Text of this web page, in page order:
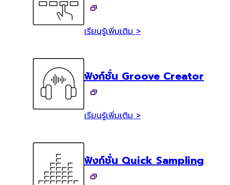
เรียนรู้เพิ่มเติม >
ฟังก์ชั่น Groove Creator
เรียนรู้เพิ่มเติม >
ฟังก์ชั่น Quick Sampling